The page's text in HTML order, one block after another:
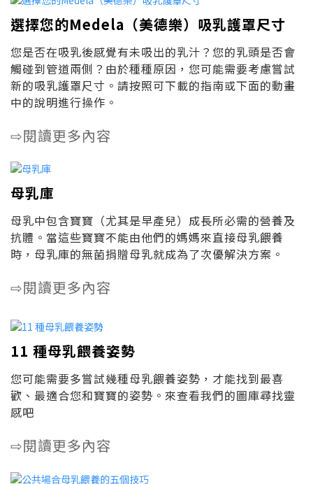
選擇您的Medela（美德樂）吸乳護罩尺寸
您是否在吸乳後感覺有未吸出的乳汁？您的乳頭是否會
觸碰到管道兩側？由於種種原因，您可能需要考慮嘗試
新的吸乳護罩尺寸。請按照可下載的指南或下面的動畫
中的說明進行操作。
⇨閱讀更多內容
母乳庫
母乳中包含寶寶（尤其是早產兒）成長所必需的營養及
抗體。當這些寶寶不能由他們的媽媽來直接母乳餵養
時，母乳庫的無菌捐贈母乳就成為了次優解決方案。
⇨閱讀更多內容
11 種母乳餵養姿勢
您可能需要多嘗試幾種母乳餵養姿勢，才能找到最喜
歡、最適合您和寶寶的姿勢。來查看我們的圖庫尋找靈
感吧
⇨閱讀更多內容